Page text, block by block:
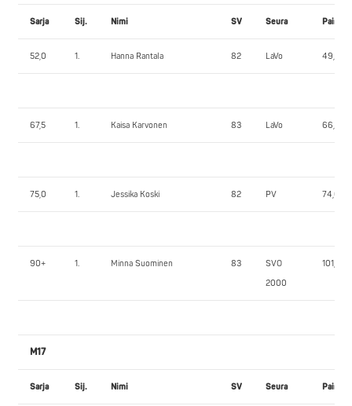
Sarja Sij. Nimi SV Seura Paino
52,0 1. Hanna Rantala 82 LaVo 49,50
67,5 1. Kaisa Karvonen 83 LaVo 66,65
75,0 1. Jessika Koski 82 PV 74,60
90+ 1. Minna Suominen 83
SVO
2000
101,60
M17
Sarja Sij. Nimi SV Seura Paino